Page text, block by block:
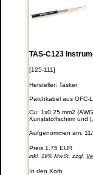
TAS-C123
[125-111]
Hersteller: Tasker
Patchkabel aus OFC-
Cu: 1x0,25 mm2
Kunststoffschirm und
Aufgenommen am:
Preis 1.75 EUR
inkl. 19% MwSt. zzgl.
In den Korb